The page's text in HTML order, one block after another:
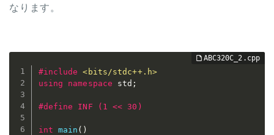
なります。
#include
<bits/stdc++.h>
using
namespace std ;
#define INF (1 << 30)
int main ( )